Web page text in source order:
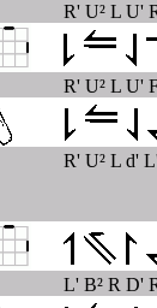
R' U² L U'
R' U² L U'
R' U² L d'
L' B² R D'